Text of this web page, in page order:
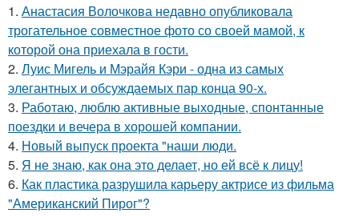
1. Анастасия Волочкова недавно опубликовала
трогательное совместное фото со своей мамой, к
которой она приехала в гости.
2. Луис Мигель и Мэрайя Кэри - одна из самых
элегантных и обсуждаемых пар конца 90-х.
3. Работаю, люблю активные выходные, спонтанные
поездки и вечера в хорошей компании.
4. Новый выпуск проекта "наши люди.
5. Я не знаю, как она это делает, но ей всё к лицу!
6. Как пластика разрушила карьеру актрисе из фильма
"Американский Пирог"?